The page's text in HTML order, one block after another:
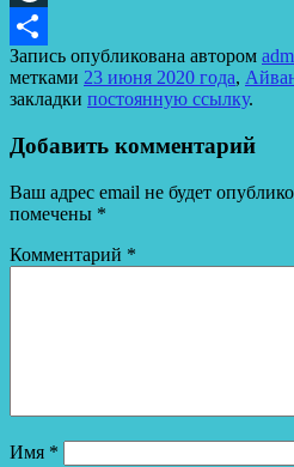
LiveJournal
Отправить
Запись опубликована автором
метками 23 июня 2020 года,
закладки постоянную ссылку.
Добавить комментарий
Ваш адрес email не будет
помечены *
Комментарий *
Имя *